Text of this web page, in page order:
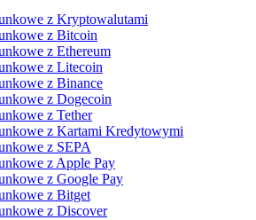
z Kryptowalutami
z Bitcoin
z Ethereum
z Litecoin
z Binance
z Dogecoin
z Tether
z Kartami Kredytowymi
z SEPA
z Apple Pay
z Google Pay
z Bitget
z Discover